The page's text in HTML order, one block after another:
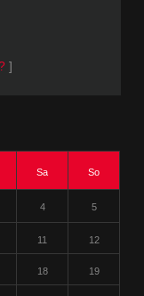
]
Sa So
4 5
11 12
18 19